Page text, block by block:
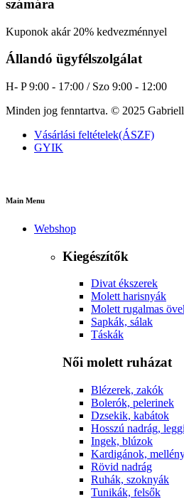
számára
Kuponok akár 20% kedvezménnyel
Állandó ügyfélszolgálat
H- P 9:00 - 17:00 / Szo 9:00 - 12:00
Minden jog fenntartva. © 2025
Vásárlási feltételek(ÁSZF)
GYIK
Main Menu
Webshop
Kiegészítők
Divat ékszerek
Molett harisnyák
Molett rugalmas
Sapkák, sálak
Táskák
Női molett ruházat
Blézerek, zakók
Bolerók, pelerinek
Dzsekik, kabátok
Hosszú nadrág,
Ingek, blúzok
Kardigánok,
Rövid nadrág
Ruhák, szoknyák
Tunikák, felsők